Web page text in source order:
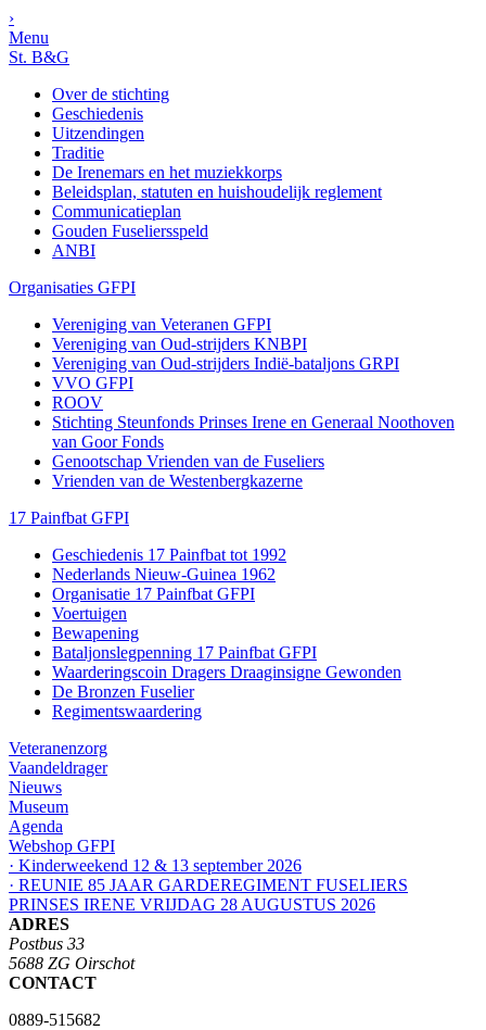
›
Menu
St. B&G
Over de stichting
Geschiedenis
Uitzendingen
Traditie
De Irenemars en het muziekkorps
Beleidsplan, statuten en huishoudelijk reglement
Communicatieplan
Gouden Fuseliersspeld
ANBI
Organisaties GFPI
Vereniging van Veteranen GFPI
Vereniging van Oud-strijders KNBPI
Vereniging van Oud-strijders Indië-bataljons GRPI
VVO GFPI
ROOV
Stichting Steunfonds Prinses Irene en Generaal Noothoven
van Goor Fonds
Genootschap Vrienden van de Fuseliers
Vrienden van de Westenbergkazerne
17 Painfbat GFPI
Geschiedenis 17 Painfbat tot 1992
Nederlands Nieuw-Guinea 1962
Organisatie 17 Painfbat GFPI
Voertuigen
Bewapening
Bataljonslegpenning 17 Painfbat GFPI
Waarderingscoin Dragers Draaginsigne Gewonden
De Bronzen Fuselier
Regimentswaardering
Veteranenzorg
Vaandeldrager
Nieuws
Museum
Agenda
Webshop GFPI
· Kinderweekend 12 & 13 september 2026
· REUNIE 85 JAAR GARDEREGIMENT FUSELIERS
PRINSES IRENE VRIJDAG 28 AUGUSTUS 2026
ADRES
Postbus 33
5688 ZG Oirschot
CONTACT
0889-515682